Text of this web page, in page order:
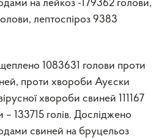
на лейкоз -179362 голови,
лептоспіроз 9383
1083631 голови проти
проти хвороби Ауєски
хвороби свиней 111167
133715 голів. Досліджено
свиней на бруцельоз